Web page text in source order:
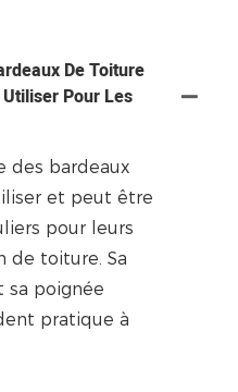
De Toiture
Pour Les
des bardeaux
et peut être
pour leurs
de toiture. Sa
sa poignée
pratique à